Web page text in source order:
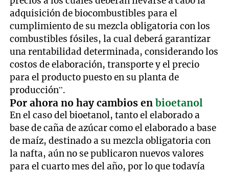
adquisición de biocombustibles para el
cumplimiento de su mezcla obligatoria con los
combustibles fósiles, la cual deberá garantizar
una rentabilidad determinada, considerando los
costos de elaboración, transporte y el precio
para el producto puesto en su planta de
producción”.
Por ahora no hay cambios enbioetanol
En el caso del bioetanol, tanto el elaborado a
base de caña de azúcar como el elaborado a base
de maíz, destinado a su mezcla obligatoria con
la nafta, aún no se publicaron nuevos valores
para el cuarto mes del año, por lo que todavía